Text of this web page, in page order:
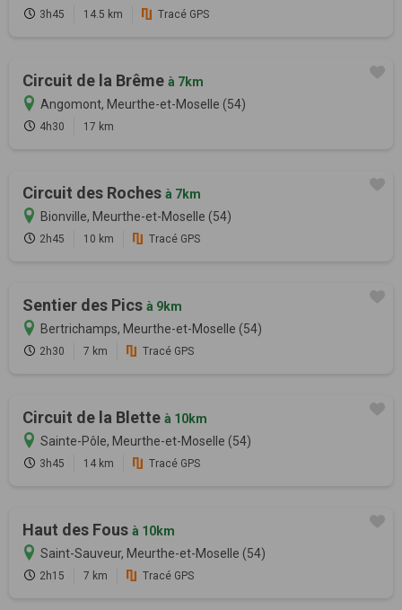
3h45 14.5 km Tracé GPS
Circuit de la Brême à 7km
Angomont, Meurthe-et-Moselle (54)
4h30 17 km
Circuit des Roches à 7km
Bionville, Meurthe-et-Moselle (54)
2h45 10 km Tracé GPS
Sentier des Pics à 9km
Bertrichamps, Meurthe-et-Moselle (54)
2h30 7 km Tracé GPS
Circuit de la Blette à 10km
Sainte-Pôle, Meurthe-et-Moselle (54)
3h45 14 km Tracé GPS
Haut des Fous à 10km
Saint-Sauveur, Meurthe-et-Moselle (54)
2h15 7 km Tracé GPS